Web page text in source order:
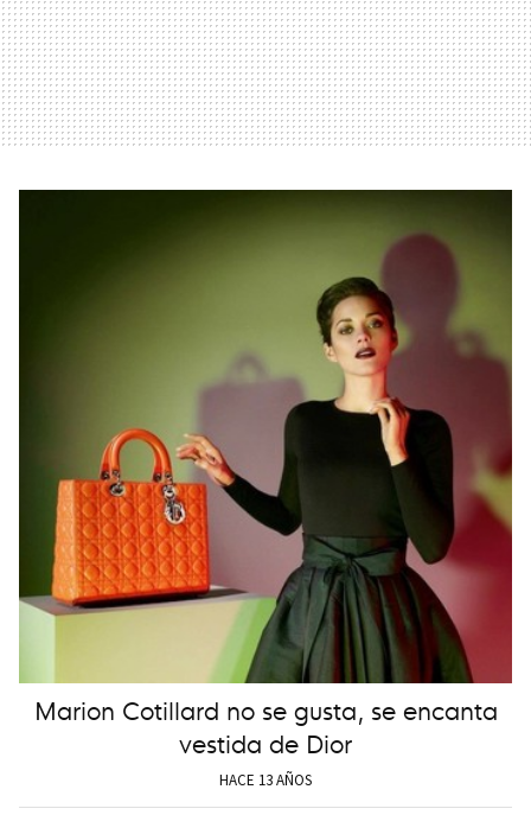
Marion Cotillard no se gusta, se encanta
vestida de Dior
HACE 13 AÑOS